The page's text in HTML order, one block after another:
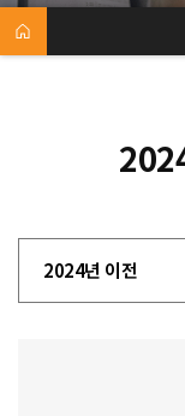
2024년 이전